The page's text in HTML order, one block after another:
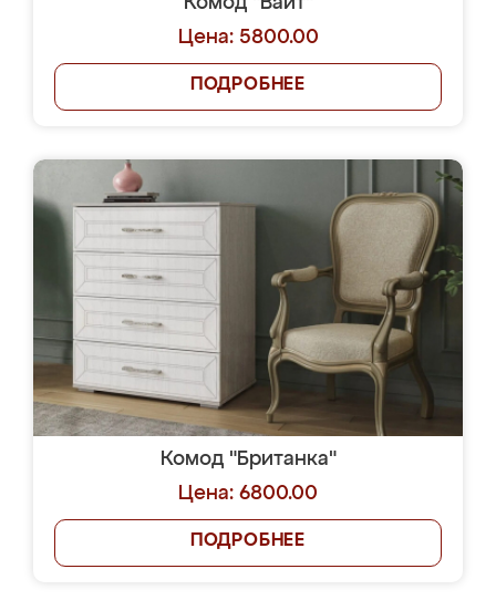
Цена: 5800.00
ПОДРОБНЕЕ
Комод "Британка"
Цена: 6800.00
ПОДРОБНЕЕ